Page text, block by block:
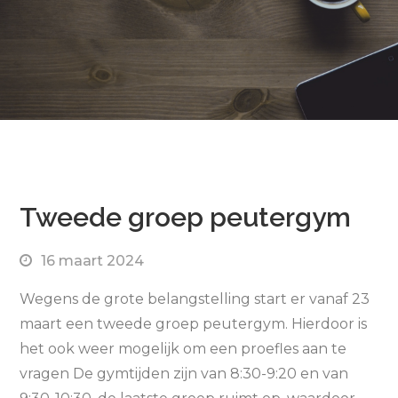
Tweede groep peutergym
16 maart 2024
Wegens de grote belangstelling start er vanaf 23
maart een tweede groep peutergym. Hierdoor is
het ook weer mogelijk om een proefles aan te
vragen De gymtijden zijn van 8:30-9:20 en van